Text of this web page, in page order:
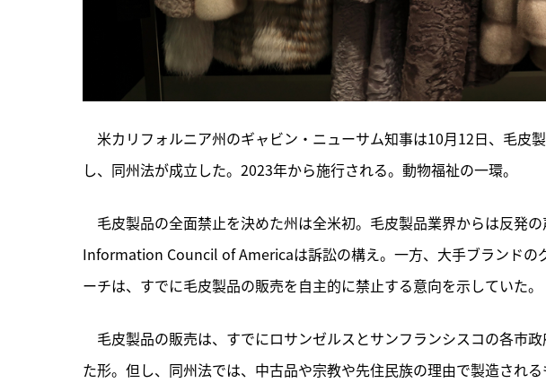
米カリフォルニア州のギャビン・ニューサム知事は10月12日、毛皮
し、同州法が成立した。2023年から施行される。動物福祉の一環。
毛皮製品の全面禁止を決めた州は全米初。毛皮製品業界からは反発
Information Council of Americaは訴訟の構え。一方、大手ブランドの
ーチは、すでに毛皮製品の販売を自主的に禁止する意向を示していた。
毛皮製品の販売は、すでにロサンゼルスとサンフランシスコの各市
た形。但し、同州法では、中古品や宗教や先住民族の理由で製造され